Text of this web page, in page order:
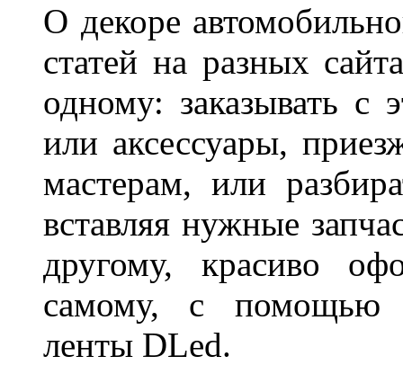
О декоре
статей на разных
одному: заказывать с
или аксессуары,
мастерам, или
вставляя нужные
другому, красиво
самому, с помощью
ленты DLed.